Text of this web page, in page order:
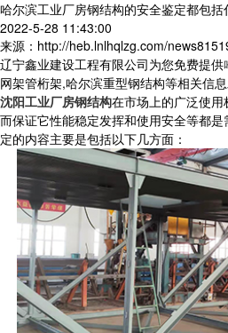
哈尔滨工业厂房钢结构的安全鉴定都包括
2022-5-28 11:43:00
来源：http://heb.lnlhqlzg.com/
辽宁鑫业建设工程有限公司为您免费提供
网架管桁架,哈尔滨重型钢结构等相关信
沈阳工业厂房钢结构在市场上的广泛使用
而保证它性能稳定发挥和使用安全等都
定的内容主要是包括以下几方面：